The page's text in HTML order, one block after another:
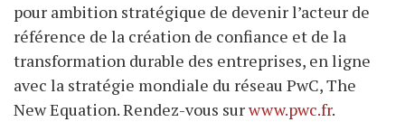
pour ambition stratégique de devenir l’acteur de
référence de la création de confiance et de la
transformation durable des entreprises, en ligne
avec la stratégie mondiale du réseau PwC, The
New Equation. Rendez-vous surwww.pwc.fr.